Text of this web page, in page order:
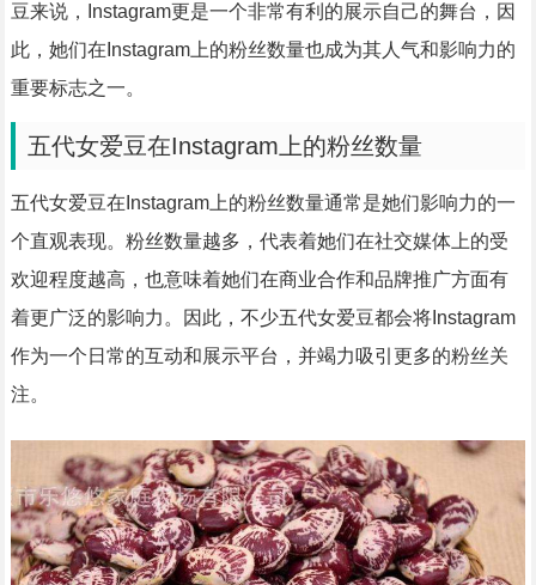
豆来说，Instagram更是一个非常有利的展示自己的舞台，因
此，她们在Instagram上的粉丝数量也成为其人气和影响力的
重要标志之一。
五代女爱豆在Instagram上的粉丝数量
五代女爱豆在Instagram上的粉丝数量通常是她们影响力的一
个直观表现。粉丝数量越多，代表着她们在社交媒体上的受
欢迎程度越高，也意味着她们在商业合作和品牌推广方面有
着更广泛的影响力。因此，不少五代女爱豆都会将Instagram
作为一个日常的互动和展示平台，并竭力吸引更多的粉丝关
注。